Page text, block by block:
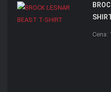
Cena: